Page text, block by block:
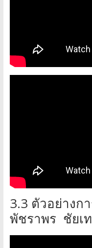
3.3 ตัวอย่างก
พัชราพร ชัยเ